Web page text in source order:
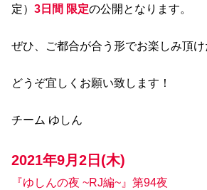
夜
R
編
』
マ
定） 3日間 限定の公開となります。
ぜひ、ご都合が合う形でお楽しみ頂け
どうぞ宜しくお願い致します！
チーム ゆしん
2021年9月2日(木)
『ゆしんの夜 ~RJ編~』第94夜